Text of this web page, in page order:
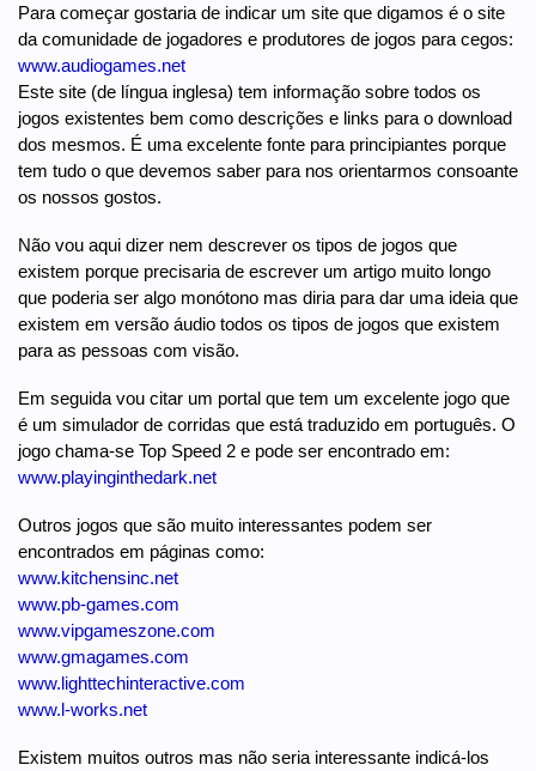
Para começar gostaria de indicar um site que digamos é o site
da comunidade de jogadores e produtores de jogos para cegos:
www.audiogames.net
Este site (de língua inglesa) tem informação sobre todos os
jogos existentes bem como descrições e links para o download
dos mesmos. É uma excelente fonte para principiantes porque
tem tudo o que devemos saber para nos orientarmos consoante
os nossos gostos.
Não vou aqui dizer nem descrever os tipos de jogos que
existem porque precisaria de escrever um artigo muito longo
que poderia ser algo monótono mas diria para dar uma ideia que
existem em versão áudio todos os tipos de jogos que existem
para as pessoas com visão.
Em seguida vou citar um portal que tem um excelente jogo que
é um simulador de corridas que está traduzido em português. O
jogo chama-se Top Speed 2 e pode ser encontrado em:
www.playinginthedark.net
Outros jogos que são muito interessantes podem ser
encontrados em páginas como:
www.kitchensinc.net
www.pb-games.com
www.vipgameszone.com
www.gmagames.com
www.lighttechinteractive.com
www.l-works.net
Existem muitos outros mas não seria interessante indicá-los